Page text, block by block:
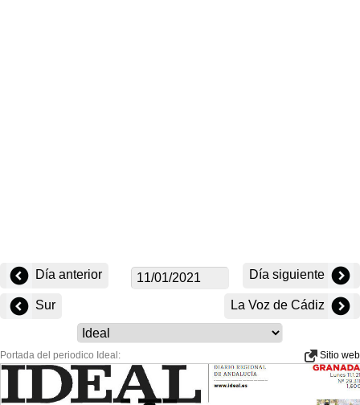
Día anterior Día siguiente
Sur La Voz de Cádiz
Portada del periodico Ideal: Sitio web